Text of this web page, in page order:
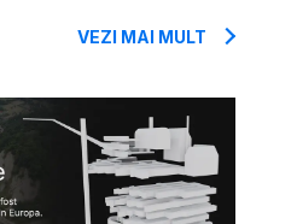
VEZI MAI MULT